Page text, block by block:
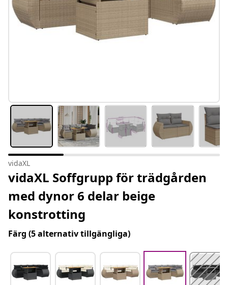
vidaXL
vidaXL Soffgrupp för trädgården
med dynor 6 delar beige
konstrotting
Färg (5 alternativ tillgängliga)